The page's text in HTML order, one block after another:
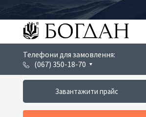
Телефони для замовлення:
(067) 350-18-70
Завантажити прайс